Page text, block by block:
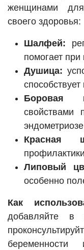
женщинами
своего здоровья:
Шалфей:
помогает
Душица:
Боровая
свойствами
Красная
Липовый
особенно
Как
добавляйте в